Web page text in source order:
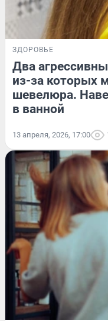
ЗДОРОВЬЕ
Два
из-за которых
шевелюра.
в ванной
13 апреля, 2026, 17:00